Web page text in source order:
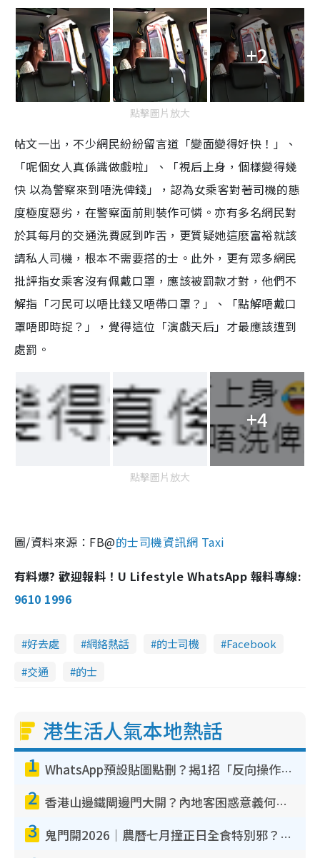
+2
點擊圖片放大
帖文一出，不少網民紛紛留言道「變面變得好快！」、
「呢個女人真係識做戲啦」、「視后上身，個樣變得幾
快 以為警察來到唔洗俾錢」，認為女乘客對著司機的態
度極度惡劣，在警察面前則裝作可憐。亦有多名網民對
於其每月的交通洗費感到咋舌，更質疑她這麽富裕就該
請私人司機，根本不需要搭的士。此外，更有眾多網民
批評指女乘客沒有佩戴口罩，應該被罰款才對，他們不
解指「刁民可以唔比錢又唔帶口罩？」、「點解唔戴口
罩唔即時捉？」，覺得這位「演戲天后」才最應該遭到
處罰。
+4
點擊圖片放大
圖/資料來源： FB@的士司機資訊網 Taxi
有料爆? 歡迎報料！U Lifestyle WhatsApp 報料專線:
9610 1996
好去處 網絡熱話 的士司機
Facebook
交通
的士
港生活人氣本地熱話
1 WhatsApp預設貼圖點刪？揭1招「反向操作」還原簡潔介面 附3步實測教學
2 香港山邊鐵閘邊門大開？內地客困惑意義何在！網民神回覆：呢種叫法理性防禦
3 鬼門開2026｜農曆七月撞正日全食特別邪？專家警告切忌做一事！揭4大禁忌+2招保平安